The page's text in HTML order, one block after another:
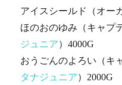
アイスシールド（オー
ほのおのゆみ（キャプ
ジュニア）4000G
おうごんのよろい（キ
タナジュニア）2000G